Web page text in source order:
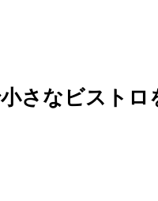
さなビストロ